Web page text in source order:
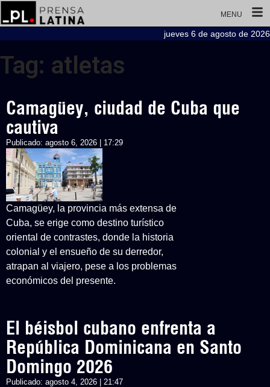
MENU
jueves 6 de agosto de 2026
Tag: atletas
Camagüey, ciudad de Cuba que
cautiva
Publicado: agosto 6, 2026 | 17:29
Camagüey, la provincia más extensa de
Cuba, se erige como destino turístico
oriental de contrastes, donde la historia
colonial y el ensueño de su derredor,
atrapan al viajero, pese a los problemas
económicos del presente.
El béisbol cubano enfrenta a
República Dominicana en Santo
Domingo 2026
Publicado: agosto 4, 2026 | 21:47